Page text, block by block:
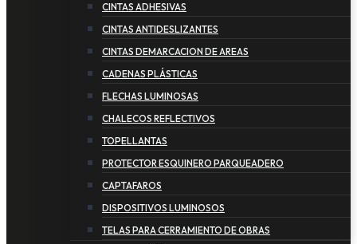
CINTAS ADHESIVAS
CINTAS ANTIDESLIZANTES
CINTAS DEMARCACION DE AREAS
CADENAS PLÁSTICAS
FLECHAS LUMINOSAS
CHALECOS REFLECTIVOS
TOPELLANTAS
PROTECTOR ESQUINERO PARQUEADERO
CAPTAFAROS
DISPOSITIVOS LUMINOSOS
TELAS PARA CERRAMIENTO DE OBRAS